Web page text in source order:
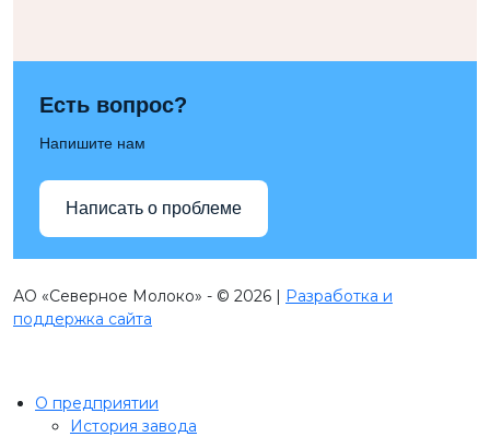
Есть вопрос?
Напишите нам
Написать о проблеме
АО «Северное Молоко» - © 2026 | Разработка и
поддержка сайта
О предприятии
История завода